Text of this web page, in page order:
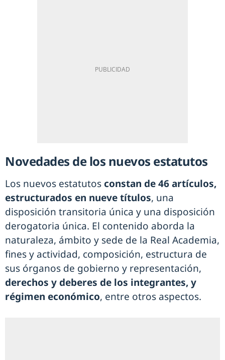
Novedades de los nuevos estatutos
Los nuevos estatutos constan de 46 artículos,
estructurados en nueve títulos, una
disposición transitoria única y una disposición
derogatoria única. El contenido aborda la
naturaleza, ámbito y sede de la Real Academia,
fines y actividad, composición, estructura de
sus órganos de gobierno y representación,
derechos y deberes de los integrantes, y
régimen económico, entre otros aspectos.